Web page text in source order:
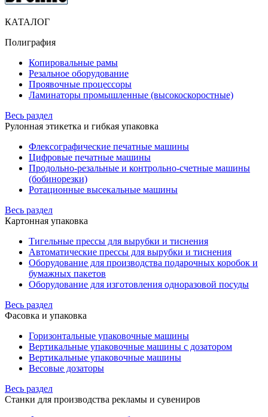
КАТАЛОГ
Полиграфия
Копировальные рамы
Резальное оборудование
Проявочные процессоры
Ламинаторы промышленные (высокоскоростные)
Весь раздел
Рулонная этикетка и гибкая упаковка
Флексографические печатные машины
Цифровые печатные машины
Продольно-резальные и контрольно-счетные машины
(бобинорезки)
Ротационные высекальные машины
Весь раздел
Картонная упаковка
Тигельные прессы для вырубки и тиснения
Автоматические прессы для вырубки и тиснения
Оборудование для производства подарочных коробок и
бумажных пакетов
Оборудование для изготовления одноразовой посуды
Весь раздел
Фасовка и упаковка
Горизонтальные упаковочные машины
Вертикальные упаковочные машины с дозатором
Вертикальные упаковочные машины
Весовые дозаторы
Весь раздел
Станки для производства рекламы и сувениров